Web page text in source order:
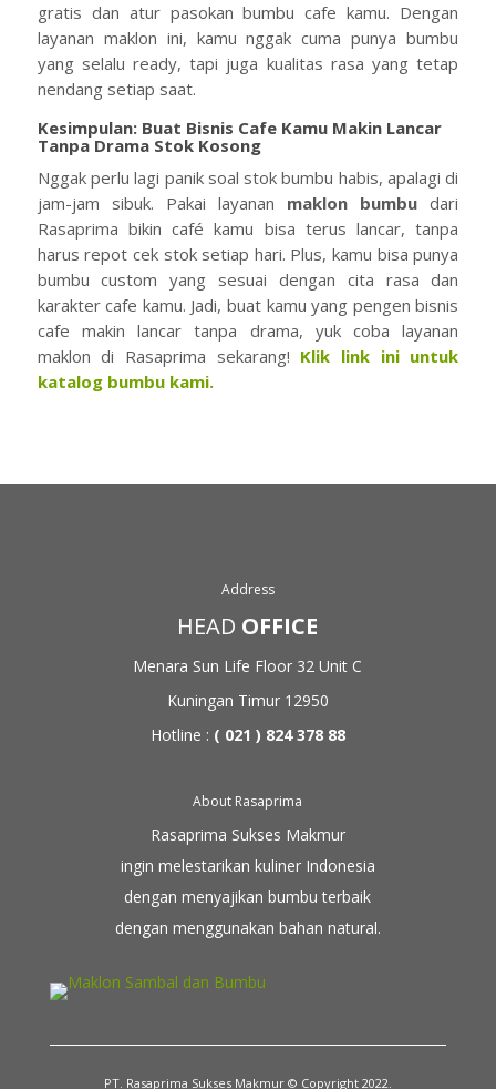
gratis dan atur pasokan bumbu cafe kamu. Dengan
layanan maklon ini, kamu nggak cuma punya bumbu
yang selalu ready, tapi juga kualitas rasa yang tetap
nendang setiap saat.
Kesimpulan: Buat Bisnis Cafe Kamu Makin Lancar
Tanpa Drama Stok Kosong
Nggak perlu lagi panik soal stok bumbu habis, apalagi di
jam-jam sibuk. Pakai layanan maklon bumbu dari
Rasaprima bikin café kamu bisa terus lancar, tanpa
harus repot cek stok setiap hari. Plus, kamu bisa punya
bumbu custom yang sesuai dengan cita rasa dan
karakter cafe kamu. Jadi, buat kamu yang pengen bisnis
cafe makin lancar tanpa drama, yuk coba layanan
maklon di Rasaprima sekarang! Klik link ini untuk
katalog bumbu kami.
Address
HEAD OFFICE
Menara Sun Life Floor 32Unit C
Kuningan Timur 12950
Hotline : ( 021 ) 824 378 88
About Rasaprima
Rasaprima Sukses Makmur
ingin melestarikan kuliner Indonesia
dengan menyajikan bumbu terbaik
dengan menggunakan bahan natural.
PT. Rasaprima Sukses Makmur © Copyright 2022.